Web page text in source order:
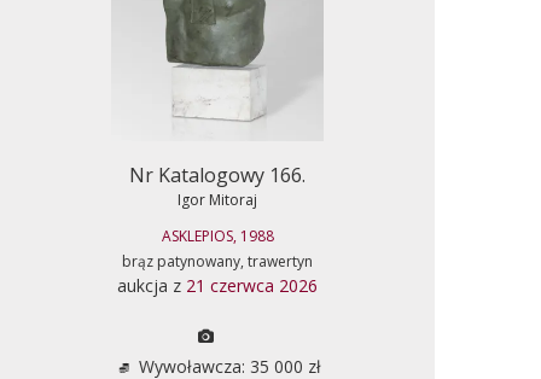
Nr Katalogowy 166.
Igor Mitoraj
ASKLEPIOS, 1988
brąz patynowany, trawertyn
aukcja z 21 czerwca 2026
Wywoławcza: 35 000 zł